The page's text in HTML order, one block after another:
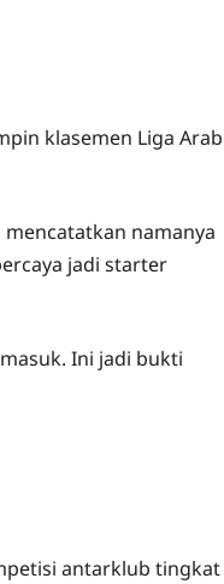
klasemen Liga Arab
namanya
jadi starter
Ini jadi bukti
antarklub tingkat